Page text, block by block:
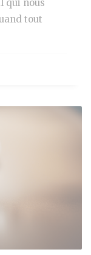
qui nous
tout